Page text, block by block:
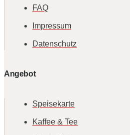
FAQ
Impressum
Datenschutz
Angebot
Speisekarte
Kaffee & Tee